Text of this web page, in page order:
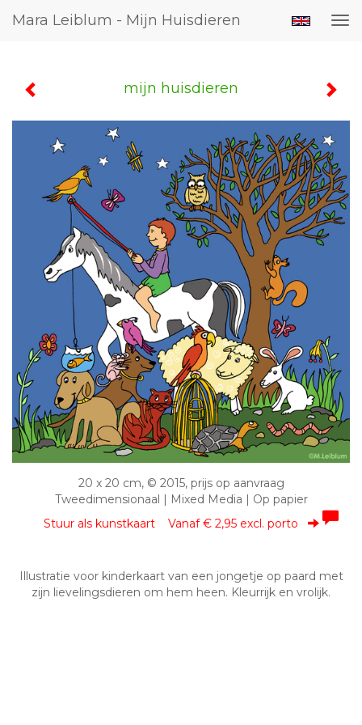
Mara Leiblum - Mijn Huisdieren
mijn huisdieren
20 x 20 cm, © 2015, prijs op aanvraag
Tweedimensionaal | Mixed Media | Op papier
Stuur als kunstkaart Vanaf € 2,95 excl. porto
Illustratie voor kinderkaart van een jongetje op paard met
zijn lievelingsdieren om hem heen. Kleurrijk en vrolijk.